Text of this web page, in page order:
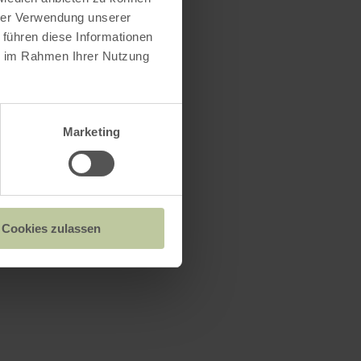
Verwendung unserer
diese Informationen
Rahmen Ihrer Nutzung
Marketing
Cookies zulassen